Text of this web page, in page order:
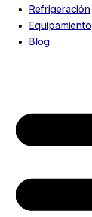
Refrigeración
Equipamiento
Blog